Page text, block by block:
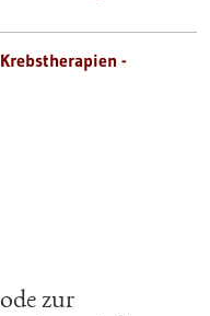
-
zur